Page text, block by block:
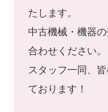
たします。
中古機械・機器
合わせください。
スタッフ一同、
ております！